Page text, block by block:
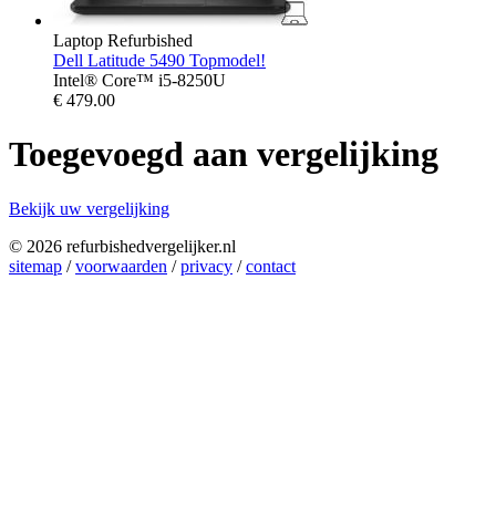
Laptop Refurbished
Dell Latitude 5490 Topmodel!
Intel® Core™ i5-8250U
€ 479.00
Toegevoegd aan vergelijking
Bekijk uw vergelijking
© 2026 refurbishedvergelijker.nl
sitemap /voorwaarden /privacy /contact